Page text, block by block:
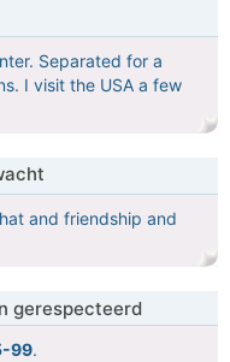
Separated for a
I visit the USA a few
and friendship and
gerespecteerd
99.